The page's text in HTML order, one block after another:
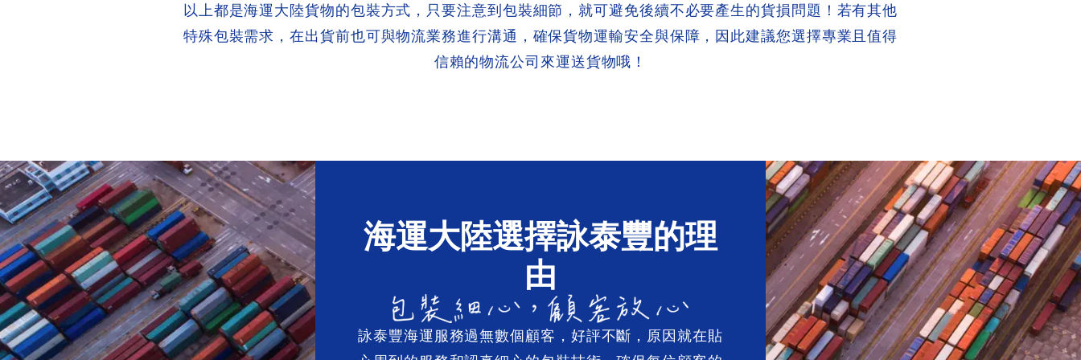
以上都是海運大陸貨物的包裝方式，只要注意到包裝細節，就可避免後續不必要產生的貨損問題！若有其他
特殊包裝需求，在出貨前也可與物流業務進行溝通，確保貨物運輸安全與保障，因此建議您選擇專業且值得
信賴的物流公司來運送貨物哦！
海運大陸選擇詠泰豐的理
由
詠泰豐海運服務過無數個顧客，好評不斷，原因就在貼